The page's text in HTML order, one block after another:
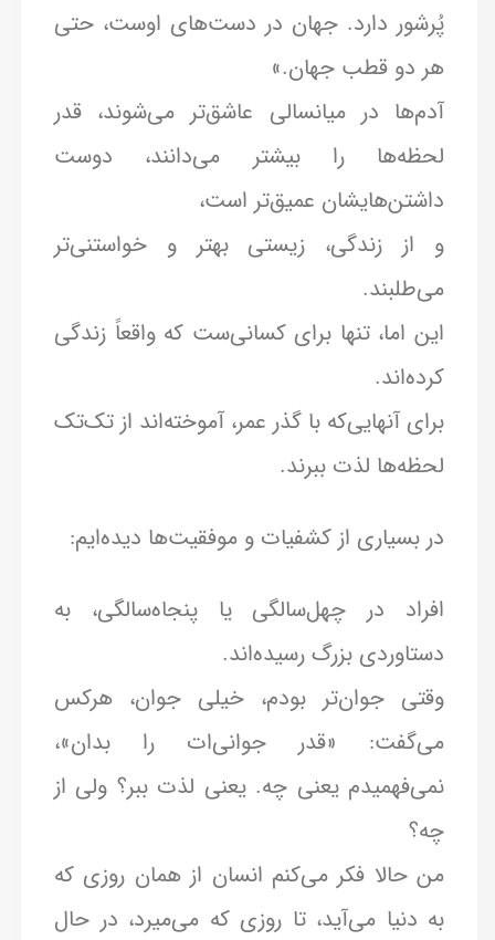
پُرشور دارد. جهان در دست‌های اوست، حتی
هر دو قطب جهان.»
آدم‌ها در میانسالی عاشق‌تر می‌شوند، قدر
لحظه‌ها را بیشتر می‌دانند، دوست
داشتن‌هایشان عمیق‌تر است،
و از زندگی، زیستی بهتر و خواستنی‌تر
می‌طلبند.
این اما، تنها برای کسانی‌ست که واقعاً زندگی
کرده‌اند.
برای آنهایی‌که با گذر عمر، آموخته‌اند از تک‌تک
لحظه‌ها لذت ببرند.
در بسیاری از کشفیات و موفقیت‌ها دیده‌ایم:
افراد در چهل‌سالگی یا پنجاه‌سالگی، به
دستاوردی بزرگ رسیده‌اند.
وقتی جوان‌تر بودم، خیلی جوان، هرکس
می‌گفت: «قدر جوانی‌ات را بدان»،
نمی‌فهمیدم یعنی چه. یعنی لذت ببر؟ ولی از
چه؟
من حالا فکر می‌کنم انسان از همان روزی که
به دنیا می‌آید، تا روزی که می‌میرد، در حال